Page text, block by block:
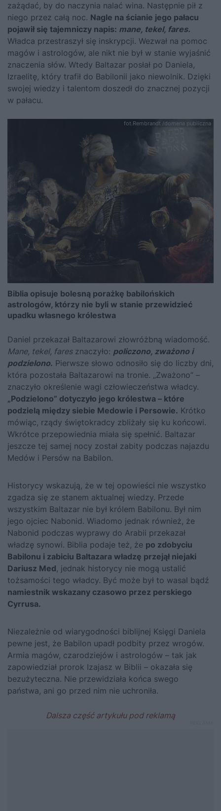
zażądać, by do naczynia nalać wina. Następnie pił z
niego przez całą noc. Nagle na ścianie jego pałacu
pojawił się tajemniczy napis: mane, tekel, fares.
Władca przestraszył się inskrypcji. Wezwał na pomoc
magów i astrologów, ale nikt nie był w stanie wyjaśnić
znaczenia słów. Wtedy Baltazar posłał po Daniela,
Izraelitę, który trafił do Babilonii jako niewolnik. Dzięki
swojej wiedzy i talentom doszedł do znacznej pozycji
w pałacu.
fot.Rembrandt /domena publiczna
Biblia opisuje bolesną porażkę babilońskich
astrologów, którzy nie byli w stanie przewidzieć
upadku własnego królestwa
Daniel przekazał Baltazarowi złowróżbną wiadomość.
Mane, tekel, faresznaczyło: policzono, zważono i
podzielono. Pierwsze słowo odnosiło się do liczby dni,
która pozostała Baltazarowi na tronie. „Zważono” –
znaczyło określenie wagi człowieczeństwa władcy.
„Podzielono” dotyczyło jego królestwa – które
podzielą między siebie Medowie i Persowie. Krótko
mówiąc, rządy świętokradcy zbliżały się ku końcowi.
Wkrótce przepowiednia miała się spełnić. Baltazar
jeszcze tej samej nocy został zabity podczas najazdu
Medów i Persów na Babilon.
Historycy wskazują, że w tej opowieści nie wszystko
zgadza się ze stanem aktualnej wiedzy. Przede
wszystkim Baltazar nie był królem Babilonu. Był nim
jego ojciec Nabonid. Wiadomo jednak również, że
Nabonid podczas wyprawy do Arabii przekazał
władzę synowi. Biblia podaje też, że po zdobyciu
Babilonu i zabiciu Baltazara władzę przejął niejaki
Dariusz Med, jednak historycy nie mogą ustalić
tożsamości tego władcy. Być może był to wasal bądź
namiestnik wskazany czasowo przez perskiego
Cyrrusa.
Niezależnie od wiarygodności biblijnej Księgi Daniela
pewne jest, że Babilon upadł podbity przez wrogów.
Armia magów, czarodziejów i astrologów – tak jak
zapowiedział prorok Izajasz w Biblii – okazała się
bezużyteczna. Nie przewidziała końca swego
państwa, ani go przed nim nie uchroniła.